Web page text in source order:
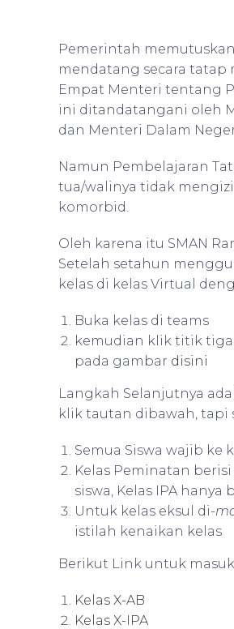
Pemerintah
mendatang secara tatap
Empat Menteri tentang
ini ditandatangani oleh
dan Menteri Dalam
Namun Pembelajaran
tua/walinya tidak
komorbid.
Oleh karena itu SMAN
Setelah setahun
kelas di kelas Virtual
Buka kelas di teams
kemudian klik titik
pada gambar disini
Langkah Selanjutnya
klik tautan dibawah, tapi
Semua Siswa wajib ke
Kelas Peminatan
siswa, Kelas IPA hanya
Untuk kelas eksul di-
istilah kenaikan kelas
Berikut Link untuk
Kelas X-AB
Kelas X-IPA